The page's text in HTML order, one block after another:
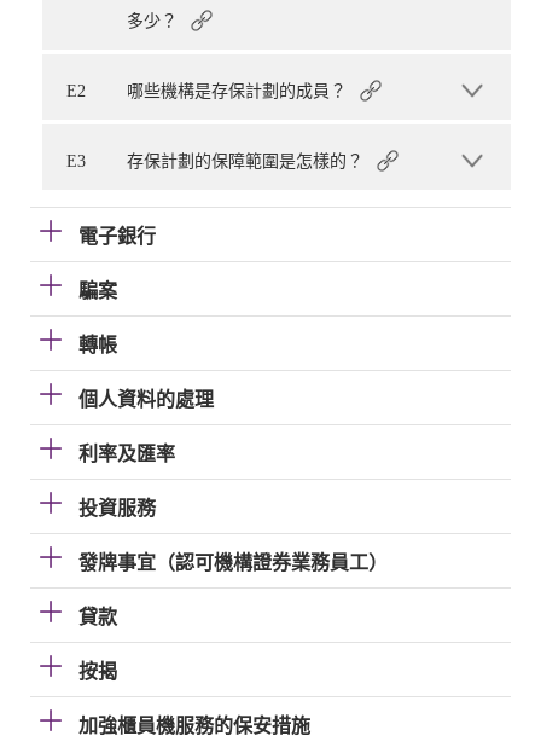
多少？
E2 哪些機構是存保計劃的成員？
E3 存保計劃的保障範圍是怎樣的？
電子銀行
騙案
轉帳
個人資料的處理
利率及匯率
投資服務
發牌事宜（認可機構證券業務員工）
貸款
按揭
加強櫃員機服務的保安措施